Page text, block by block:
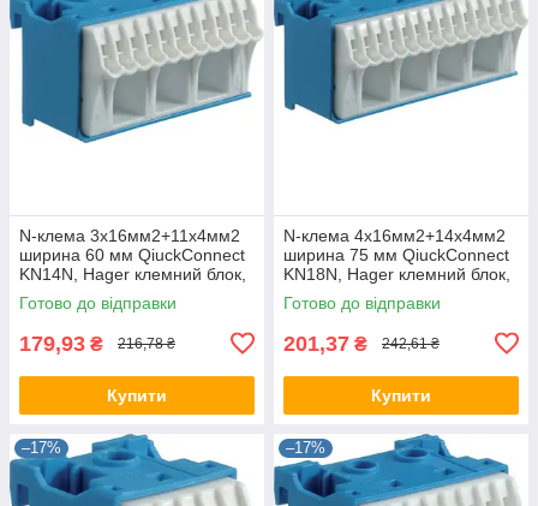
N-клема 3x16мм2+11x4мм2
ширина 60 мм QiuckConnect
KN14N, Hager клемний блок,
для щита Хагер, бокса, шафа
Готово до відправки
179,93 ₴ 216,78 ₴
Купити
N-клема 4x16мм2+14x4мм2
ширина 75 мм QiuckConnect
KN18N, Hager клемний блок,
для щита Хагер, боксу, шафи
Готово до відправки
201,37 ₴ 242,61 ₴
Купити
–17% –17%